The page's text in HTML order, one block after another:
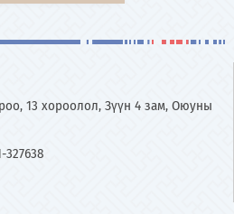
13 хороолол, Зүүн 4 зам, Оюуны
327638